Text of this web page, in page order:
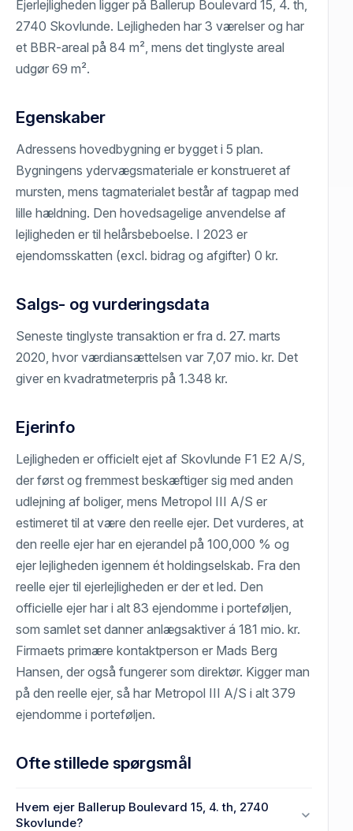
Ejerlejligheden ligger på Ballerup Boulevard 15, 4. th,
2740 Skovlunde. Lejligheden har 3 værelser og har
et BBR-areal på 84 m², mens det tinglyste areal
udgør 69 m².
Egenskaber
Adressens hovedbygning er bygget i 5 plan.
Bygningens ydervægsmateriale er konstrueret af
mursten, mens tagmaterialet består af tagpap med
lille hældning. Den hovedsagelige anvendelse af
lejligheden er til helårsbeboelse. I 2023 er
ejendomsskatten (excl. bidrag og afgifter) 0 kr.
Salgs- og vurderingsdata
Seneste tinglyste transaktion er fra d. 27. marts
2020, hvor værdiansættelsen var 7,07 mio. kr. Det
giver en kvadratmeterpris på 1.348 kr.
Ejerinfo
Lejligheden er officielt ejet af Skovlunde F1 E2 A/S,
der først og fremmest beskæftiger sig med anden
udlejning af boliger, mens Metropol III A/S er
estimeret til at være den reelle ejer. Det vurderes, at
den reelle ejer har en ejerandel på 100,000 % og
ejer lejligheden igennem ét holdingselskab. Fra den
reelle ejer til ejerlejligheden er der et led. Den
officielle ejer har i alt 83 ejendomme i porteføljen,
som samlet set danner anlægsaktiver á 181 mio. kr.
Firmaets primære kontaktperson er Mads Berg
Hansen, der også fungerer som direktør. Kigger man
på den reelle ejer, så har Metropol III A/S i alt 379
ejendomme i porteføljen.
Ofte stillede spørgsmål
Hvem ejer Ballerup Boulevard 15, 4. th, 2740
Skovlunde?